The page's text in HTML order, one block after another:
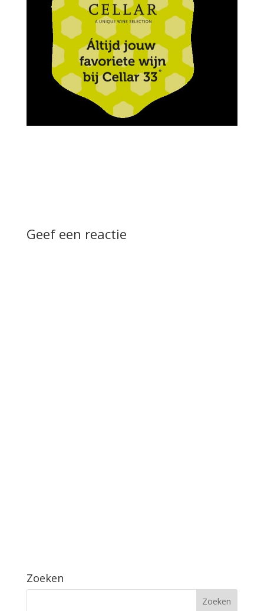
Geef een reactie
Zoeken